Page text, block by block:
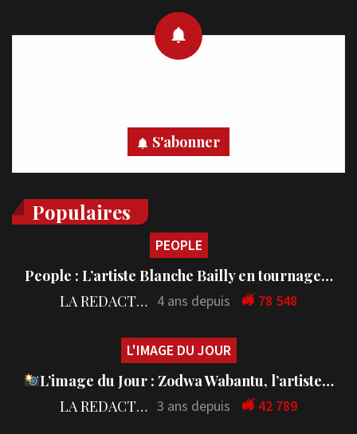
S'abonner
Populaires
PEOPLE
People : L’artiste Blanche Bailly en tournage…
LA REDACTION 4 ans depuis 78 548
L'IMAGE DU JOUR
L’image du Jour : Zodwa Wabantu, l’artiste…
LA REDACTION 3 ans depuis 42 789